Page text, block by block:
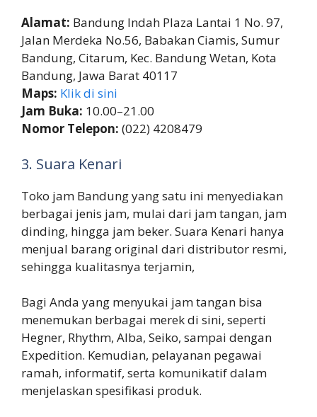
Alamat: Bandung Indah Plaza Lantai 1 No. 97,
Jalan Merdeka No.56, Babakan Ciamis, Sumur
Bandung, Citarum, Kec. Bandung Wetan, Kota
Bandung, Jawa Barat 40117
Maps: Klik di sini
Jam Buka: 10.00–21.00
Nomor Telepon: (022) 4208479
3. Suara Kenari
Toko jam Bandung yang satu ini menyediakan
berbagai jenis jam, mulai dari jam tangan, jam
dinding, hingga jam beker. Suara Kenari hanya
menjual barang original dari distributor resmi,
sehingga kualitasnya terjamin,
Bagi Anda yang menyukai jam tangan bisa
menemukan berbagai merek di sini, seperti
Hegner, Rhythm, Alba, Seiko, sampai dengan
Expedition. Kemudian, pelayanan pegawai
ramah, informatif, serta komunikatif dalam
menjelaskan spesifikasi produk.